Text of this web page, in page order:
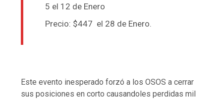
5 el 12 de Enero
Precio: $447 el 28 de Enero.
Este evento inesperado forzó a los OSOS a cerrar
sus posiciones en corto causandoles perdidas mil